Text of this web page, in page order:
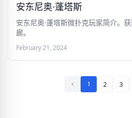
安东尼奥·蓬塔斯
安东尼奥·蓬塔斯微扑克玩家简介。
廊。
February 21, 2024
1 2 3